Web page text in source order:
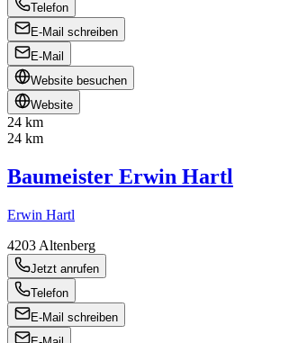
Telefon
E-Mail schreiben
E-Mail
Website besuchen
Website
24 km
24 km
Baumeister Erwin Hartl
Erwin Hartl
4203 Altenberg
Jetzt anrufen
Telefon
E-Mail schreiben